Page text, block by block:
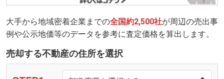
大手から地域密着企業までの全国約2,500社が周辺の売出事
例や公示地価等のデータを参考に査定価格を算出します。
売却する不動産の住所を選択